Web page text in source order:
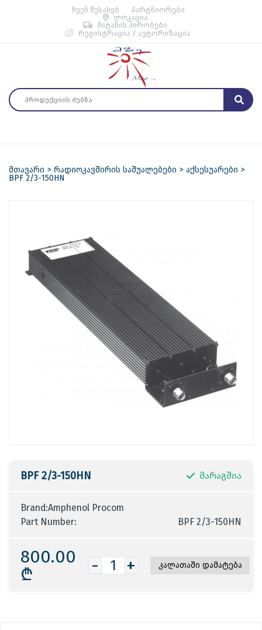
ჩვენ შესახებ
პარტნიორები
ლოკაცია
მიტანის პირობები
რეგისტრაცია / ავტორიზაცია
მთავარი რადიოკავშირის საშუალებები
აქსესუარები
BPF 2/3-150HN
BPF 2/3-150HN მარაგშია
Brand:Amphenol Procom
Part Number:
BPF 2/3-150HN
800.00
₾
- +